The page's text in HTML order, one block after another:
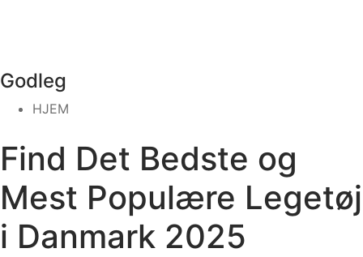
Godleg
HJEM
Find Det Bedste og
Mest Populære Legetøj
i Danmark 2025